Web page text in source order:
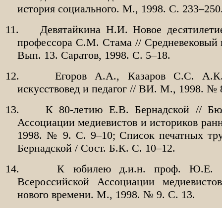
история социального. М., 1998. С.
11.
Девятайкина Н.И. Новое
профессора С.М. Стама // Средневековый
Вып. 13. Саратов, 1998. С. 5–18.
12.
Егоров А.А., Казаров С.С. А.К.
искусствовед и педагог // ВИ. М., 1998. №
13.
К 80-летию Е.В. Бернадской //
Ассоциации медиевистов и историков
1998. № 9. С. 9–10; Список печатных
Бернадской / Сост. Б.К. С. 10–12.
14.
К юбилею д.и.н. проф. Ю.Е.
Всероссийской Ассоциации
нового времени. М., 1998. № 9. С. 13.